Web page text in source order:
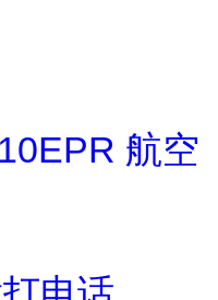
航空